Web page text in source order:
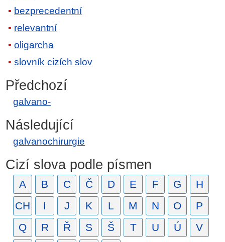
bezprecedentní
relevantní
oligarcha
slovník cizích slov
Předchozí
galvano-
Následující
galvanochirurgie
Cizí slova podle písmen
A B C Č D E F G
H
CH
I J K L M N O
P
Q
R Ř S Š T U Ú V